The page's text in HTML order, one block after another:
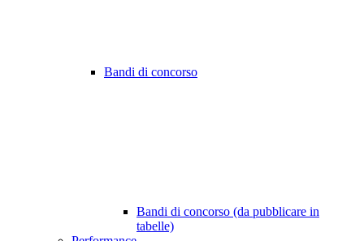
Bandi di concorso
Bandi di concorso (da pubblicare in
tabelle)